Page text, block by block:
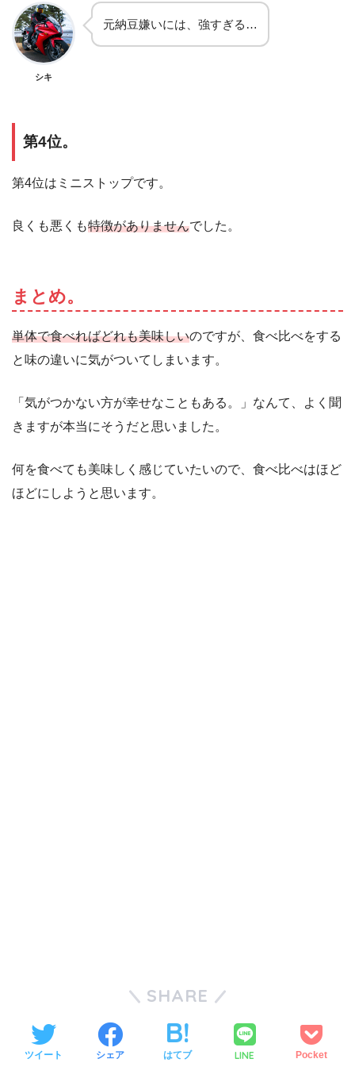
シキ
元納豆嫌いには、強すぎる…
第4位。
第4位はミニストップです。
良くも悪くも特徴がありませんでした。
まとめ。
単体で食べればどれも美味しいのですが、食べ比べをする
と味の違いに気がついてしまいます。
「気がつかない方が幸せなこともある。」なんて、よく聞
きますが本当にそうだと思いました。
何を食べても美味しく感じていたいので、食べ比べはほど
ほどにしようと思います。
SHARE
ツイート シェア はてブ LINE Pocket